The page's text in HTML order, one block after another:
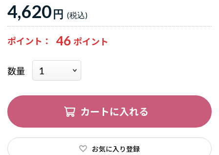
4,620円
ポイント 46
数量
カートに入れる
お気に入り登録